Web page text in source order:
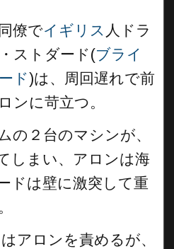
僚でイギリス 人ドラ
ストダード(ブライ
ド)は、周回遅れで前
ンに苛立つ。
の２台のマシンが、
しまい、アロンは海
ドは壁に激突して重
アロンを責めるが、